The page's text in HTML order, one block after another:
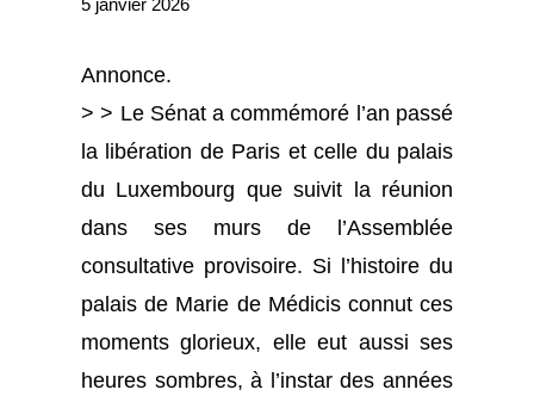
e
c
h
e
r
5 janvier 2026
Annonce.
> > Le Sénat a commémoré l’an passé
la libération de Paris et celle du palais
du Luxembourg que suivit la réunion
dans ses murs de l’Assemblée
consultative provisoire. Si l’histoire du
palais de Marie de Médicis connut ces
moments glorieux, elle eut aussi ses
heures sombres, à l’instar des années